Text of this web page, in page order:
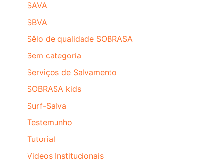
SAVA
SBVA
Sêlo de qualidade SOBRASA
Sem categoria
Serviços de Salvamento
SOBRASA kids
Surf-Salva
Testemunho
Tutorial
Videos Institucionais